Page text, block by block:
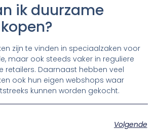
ik duurzame
zijn te vinden in speciaalzaken voor
maar ook steeds vaker in reguliere
retailers. Daarnaast hebben veel
ook hun eigen webshops waar
kunnen worden gekocht.
Volgende